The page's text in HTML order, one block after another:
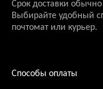
Срок доставки
Выбирайте удобный
почтомат или курьер.
Способы оплаты